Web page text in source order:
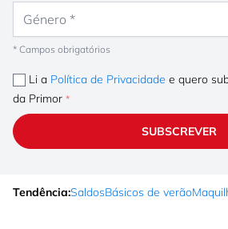
* Campos obrigatórios
Li a Política de Privacidade e quero
da Primor
SUBSCREVER
Tendência:SaldosBásicos de verão